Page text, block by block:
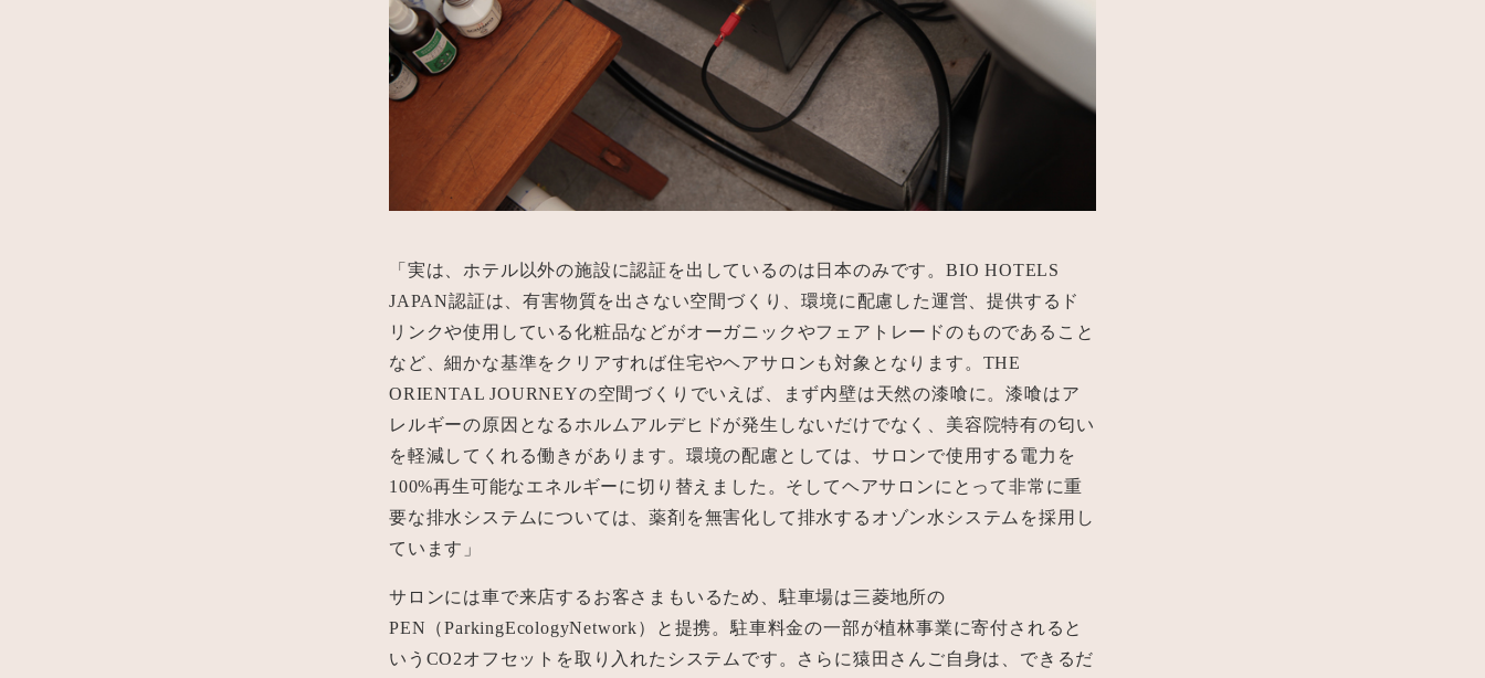
「実は、ホテル以外の施設に認証を出しているのは日本のみです。BIO HOTELS
JAPAN認証は、有害物質を出さない空間づくり、環境に配慮した運営、提供するド
リンクや使用している化粧品などがオーガニックやフェアトレードのものであること
など、細かな基準をクリアすれば住宅やヘアサロンも対象となります。THE
ORIENTAL JOURNEYの空間づくりでいえば、まず内壁は天然の漆喰に。漆喰はア
レルギーの原因となるホルムアルデヒドが発生しないだけでなく、美容院特有の匂い
を軽減してくれる働きがあります。環境の配慮としては、サロンで使用する電力を
100%再生可能なエネルギーに切り替えました。そしてヘアサロンにとって非常に重
要な排水システムについては、薬剤を無害化して排水するオゾン水システムを採用し
ています」
サロンには車で来店するお客さまもいるため、駐車場は三菱地所の
PEN（ParkingEcologyNetwork）と提携。駐車料金の一部が植林事業に寄付されると
いうCO2オフセットを取り入れたシステムです。さらに猿田さんご自身は、できるだ